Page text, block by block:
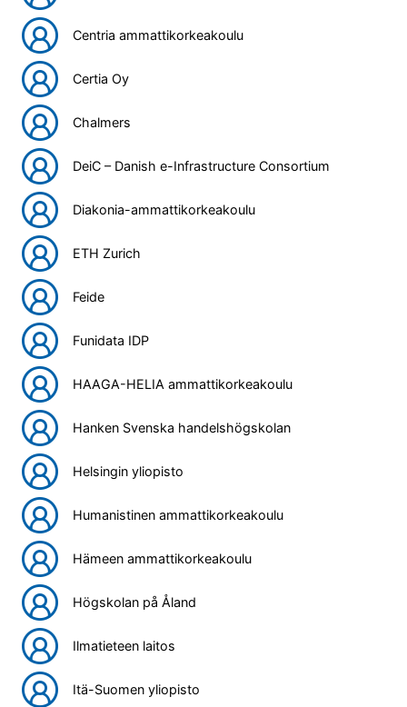
Centria ammattikorkeakoulu
Certia Oy
Chalmers
DeiC – Danish e-Infrastructure Consortium
Diakonia-ammattikorkeakoulu
ETH Zurich
Feide
Funidata IDP
HAAGA-HELIA ammattikorkeakoulu
Hanken Svenska handelshögskolan
Helsingin yliopisto
Humanistinen ammattikorkeakoulu
Hämeen ammattikorkeakoulu
Högskolan på Åland
Ilmatieteen laitos
Itä-Suomen yliopisto